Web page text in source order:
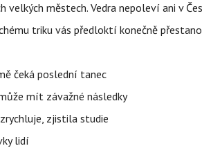
městech. Vedra nepoleví ani v
triku vás předloktí konečně
čeká poslední tanec
mít závažné následky
zjistila studie
lidí